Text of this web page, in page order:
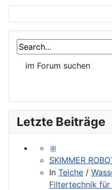
Letzte Beiträge
SKIMMER
In Teiche /
Filtertechnik für